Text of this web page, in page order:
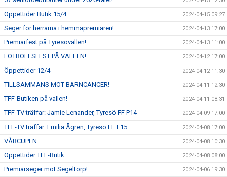
Öppettider Butik 15/4 2024-04-15 09:27
Seger för herrarna i hemmapremiären! 2024-04-13 17:00
Premiärfest på Tyresövallen! 2024-04-13 11:00
FOTBOLLSFEST PÅ VALLEN! 2024-04-12 17:00
Öppettider 12/4 2024-04-12 11:30
TILLSAMMANS MOT BARNCANCER! 2024-04-11 12:30
TFF-Butiken på vallen! 2024-04-11 08:31
TFF-TV träffar: Jamie Lenander, Tyresö FF P14 2024-04-09 17:00
TFF-TV träffar: Emilia Ågren, Tyresö FF F15 2024-04-08 17:00
VÅRCUPEN 2024-04-08 10:30
Öppettider TFF-Butik 2024-04-08 08:00
Premiärseger mot Segeltorp! 2024-04-06 19:30